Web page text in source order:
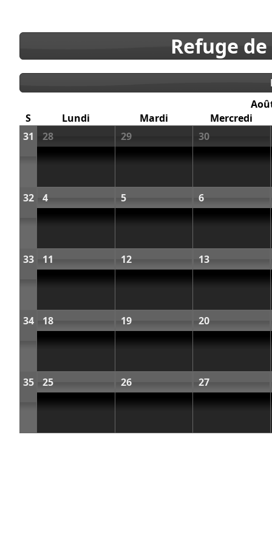
Refuge
S
Lundi Mardi
Mercredi
31
28 29 30
32 4 5 6
33 11 12 13
34 18 19 20
35 25 26 27